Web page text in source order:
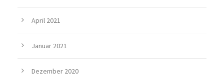
April 2021
Januar 2021
Dezember 2020